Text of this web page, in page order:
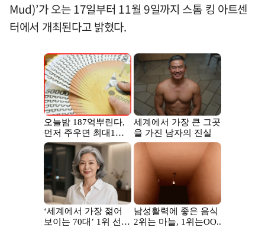
Mud)’가 오는 17일부터 11월 9일까지 스톰 킹 아트센
터에서 개최된다고 밝혔다.